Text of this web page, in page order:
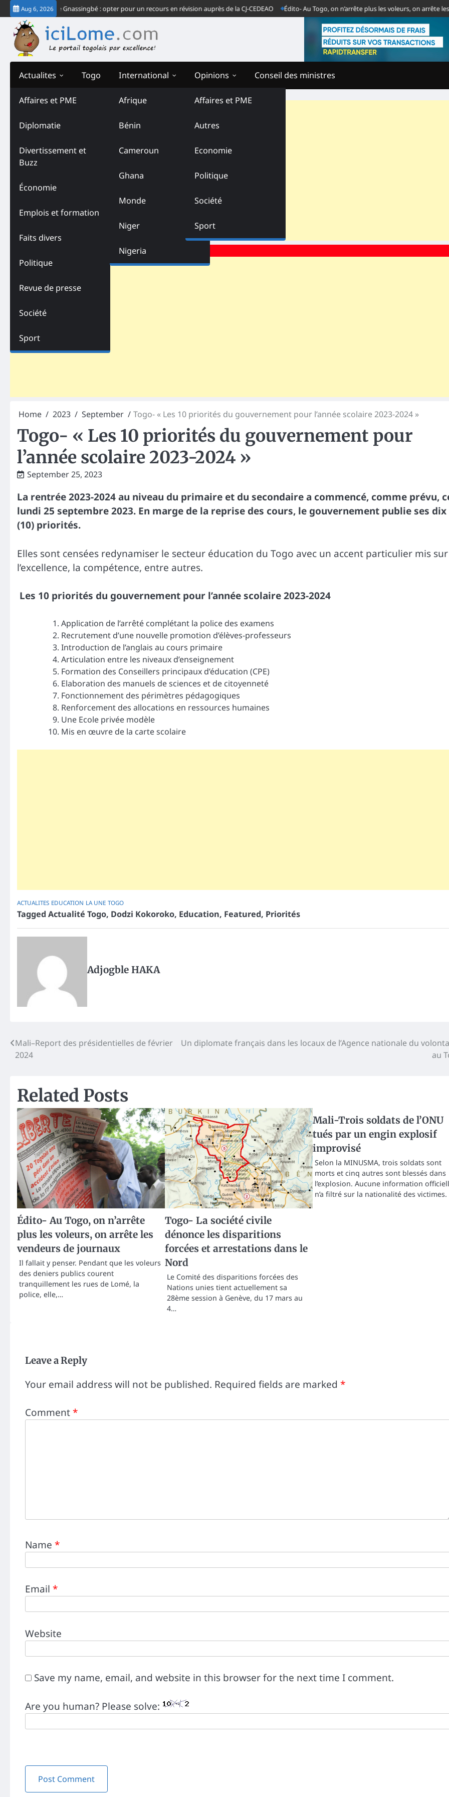
Skip
to
content
Aug 6, 2026
du système Gnassingbé : opter pour un recours en révision auprès de la CJ-CEDEAO Édito- Au Togo, on n’arrête plus les voleurs, on arrête les
Actualites
Affaires et PME
Diplomatie
Divertissement et
Buzz
Économie
Emplois et formation
Faits divers
Politique
Revue de presse
Société
Sport
Togo International
Afrique
Bénin
Cameroun
Ghana
Monde
Niger
Nigeria
Opinions
Affaires et PME
Autres
Economie
Politique
Société
Sport
Conseil des ministres
Home 2023 September Togo- « Les 10 priorités du gouvernement pour l’année scolaire 2023-2024 »
Togo- « Les 10 priorités du gouvernement pour
l’année scolaire 2023-2024 »
September 25, 2023
La rentrée 2023-2024 au niveau du primaire et du secondaire a commencé, comme prévu,
lundi 25 septembre 2023. En marge de la reprise des cours, le gouvernement publie ses dix
(10) priorités.
Elles sont censées redynamiser le secteur éducation du Togo avec un accent particulier mis sur
l’excellence, la compétence, entre autres.
Les 10 priorités du gouvernement pour l’année scolaire 2023-2024
Application de l’arrêté complétant la police des examens
Recrutement d’une nouvelle promotion d’élèves-professeurs
Introduction de l’anglais au cours primaire
Articulation entre les niveaux d’enseignement
Formation des Conseillers principaux d’éducation (CPE)
Elaboration des manuels de sciences et de citoyenneté
Fonctionnement des périmètres pédagogiques
Renforcement des allocations en ressources humaines
Une Ecole privée modèle
Mis en œuvre de la carte scolaire
ACTUALITES EDUCATION LA UNE TOGO
Tagged Actualité Togo, Dodzi Kokoroko, Education, Featured, Priorités
Adjogble HAKA
Post
navigation
Mali–Report des présidentielles de février
2024
Un diplomate français dans les locaux de l’Agence nationale du
au
Related Posts
Édito- Au Togo, on n’arrête
plus les voleurs, on arrête les
vendeurs de journaux
Il fallait y penser. Pendant que les voleurs
des deniers publics courent
tranquillement les rues de Lomé, la
police, elle,…
Togo- La société civile
dénonce les disparitions
forcées et arrestations dans le
Nord
Le Comité des disparitions forcées des
Nations unies tient actuellement sa
28ème session à Genève, du 17 mars au
4…
Mali-Trois soldats de l’ONU
tués par un engin explosif
improvisé
Selon la MINUSMA, trois soldats sont
morts et cinq autres sont blessés dans
l’explosion. Aucune information
n’a filtré sur la nationalité des victimes.
Leave a Reply
Your email address will not be published. Required fields are marked *
Comment*
Name *
Email *
Website
Save my name, email, and website in this browser for the next time I comment.
Are you human? Please solve: